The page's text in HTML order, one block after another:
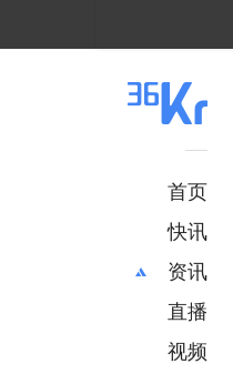
首页
快讯
资讯
推荐
财经
直播
视频